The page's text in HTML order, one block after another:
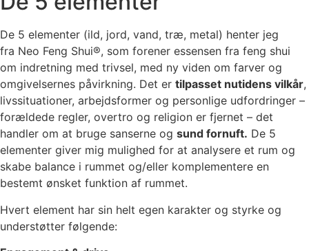
De 5 elementer (ild, jord, vand, træ, metal) henter jeg
fra Neo Feng Shui®, som forener essensen fra feng shui
om indretning med trivsel, med ny viden om farver og
omgivelsernes påvirkning. Det er tilpasset nutidens vilkår,
livssituationer, arbejdsformer og personlige udfordringer –
forældede regler, overtro og religion er fjernet – det
handler om at bruge sanserne og sund fornuft. De 5
elementer giver mig mulighed for at analysere et rum og
skabe balance i rummet og/eller komplementere en
bestemt ønsket funktion af rummet.
Hvert element har sin helt egen karakter og styrke og
understøtter følgende: